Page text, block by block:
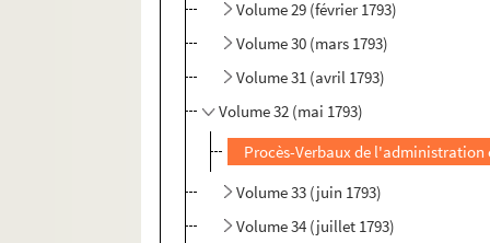
Volume 29 (février 1793)
Volume 30 (mars 1793)
Volume 31 (avril 1793)
Volume 32 (mai 1793)
Procès-Verbaux de l'administration
Volume 33 (juin 1793)
Volume 34 (juillet 1793)